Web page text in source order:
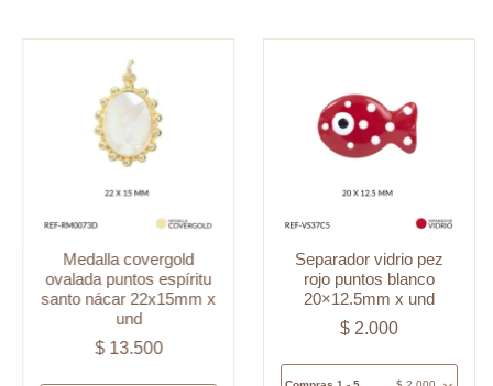
Medalla covergold
ovalada puntos espíritu
santo nácar 22x15mm x
und
$13.500
Separador vidrio pez
rojo puntos blanco
20×12.5mm x und
$2.000